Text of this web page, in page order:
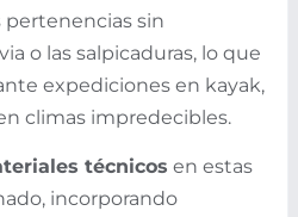
pertenencias sin
o las salpicaduras, lo que
expediciones en kayak,
climas impredecibles.
técnicos en estas
incorporando